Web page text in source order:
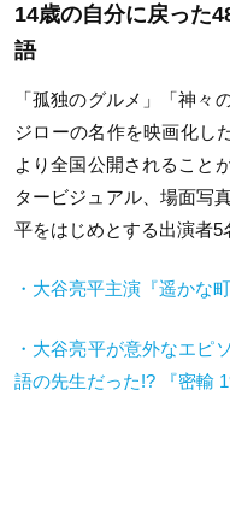
14歳の自分に戻った
語
「孤独のグルメ」「神々
ジローの名作を映画化し
より全国公開されること
タービジュアル、場面写
平をはじめとする出演者5
・大谷亮平主演『遥かな
・大谷亮平が意外なエピ
語の先生だった!? 『密輸